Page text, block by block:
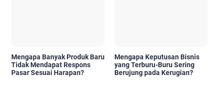
Mengapa Banyak Produk Baru
Tidak Mendapat Respons
Pasar Sesuai Harapan?
Mengapa Keputusan Bisnis
yang Terburu-Buru Sering
Berujung pada Kerugian?